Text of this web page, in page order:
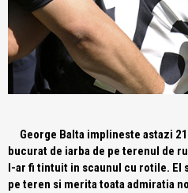
George Balta implineste astazi
bucurat de iarba de pe terenul de
l-ar fi tintuit in scaunul cu rotile. El
pe teren si merita toata admiratia